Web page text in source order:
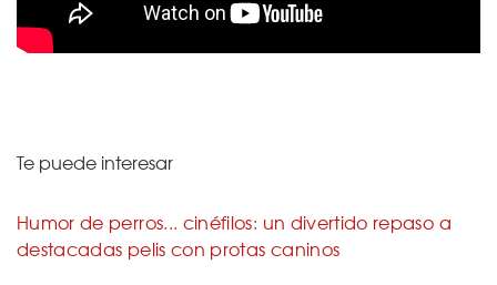
Te puede interesar
Humor de perros... cinéfilos: un divertido repaso a
destacadas pelis con protas caninos